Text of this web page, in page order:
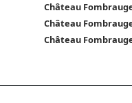
Château
Château
Château